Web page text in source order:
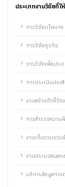
ประเภทงานวิจัยที่ใ
การวิจัยนโยบาย
การวิจัยธุรกิจ
การวิจัยเพื่อปร
การประเมินปร
งานสร้างตัวชี้วัด
การสำรวจความ
งานเก็บรวบรวม
งานประมวลผลแ
บริการข้อมูลกา